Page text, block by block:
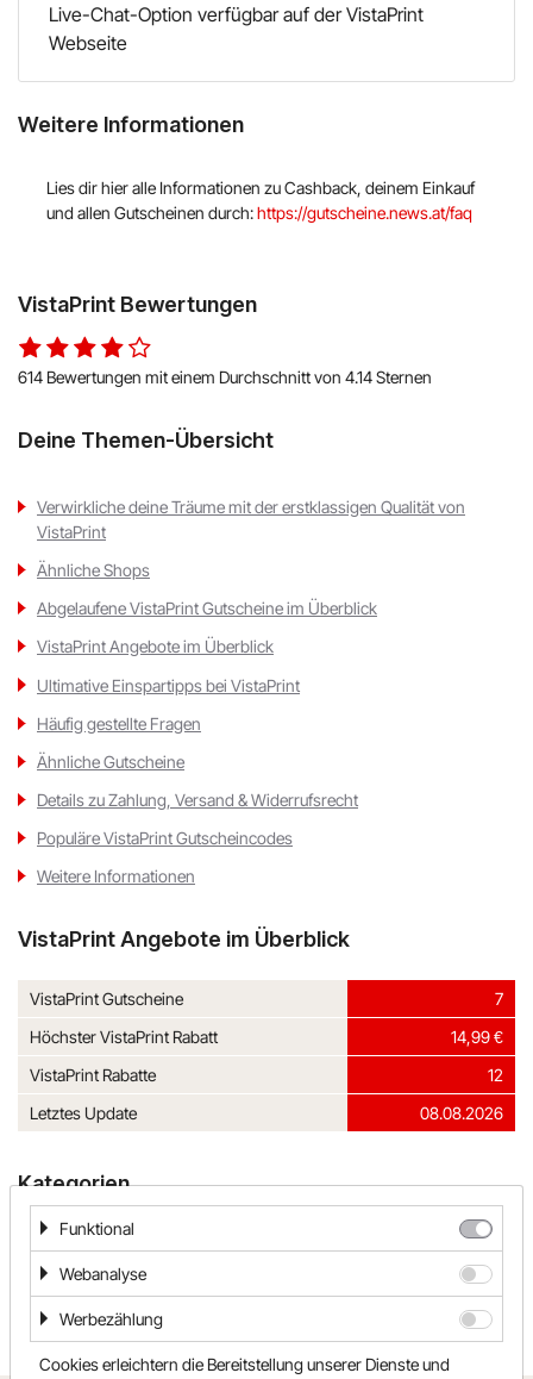
Live-Chat-Option verfügbar auf der VistaPrint
Webseite
Weitere Informationen
Lies dir hier alle Informationen zu Cashback, deinem Einkauf
und allen Gutscheinen durch:https://gutscheine.news.at/faq
VistaPrint Bewertungen
614 Bewertungen mit einem Durchschnitt von 4.14 Sternen
Deine Themen-Übersicht
Verwirkliche deine Träume mit der erstklassigen Qualität von
VistaPrint
Ähnliche Shops
Abgelaufene VistaPrint Gutscheine im Überblick
VistaPrint Angebote im Überblick
Ultimative Einspartipps bei VistaPrint
Häufig gestellte Fragen
Ähnliche Gutscheine
Details zu Zahlung, Versand & Widerrufsrecht
Populäre VistaPrint Gutscheincodes
Weitere Informationen
VistaPrint Angebote im Überblick
VistaPrint Gutscheine
7
Höchster VistaPrint Rabatt
14,99 €
VistaPrint Rabatte
12
Letztes Update
08.08.2026
Kategorien
Accessoires & Taschen
Geschenke
Geschenke & Blumen Mode & Accessoires
Funktional
Webanalyse
Werbezählung
Cookies erleichtern die Bereitstellung unserer Dienste und